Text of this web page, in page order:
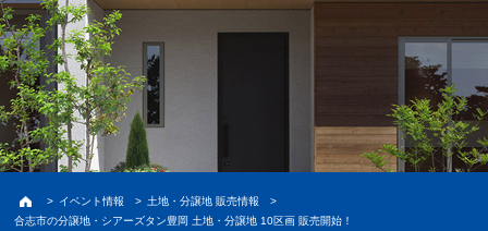
家の特長 いい家、つづく
住宅展示場 注文住宅のモデルハウス
まちなかモデルハウス
建築実例 お客様の声・家の外観
> イベント情報 > 土地・分譲地 販売情報
>
合志市の分譲地・シアーズタン豊岡 土地・分譲地 10区画 販売開始！